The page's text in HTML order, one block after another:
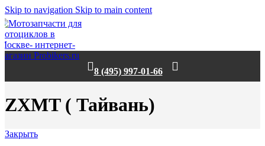
Skip to navigation Skip to main content
8 (495) 997-01-66
ZXMT ( Тайвань)
Закрыть